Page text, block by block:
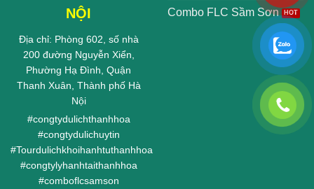
NỘI
Địa chỉ: Phòng 602, số nhà
200 đường Nguyễn Xiển,
Phường Hạ Đình, Quận
Thanh Xuân, Thành phố Hà
Nội
#congtydulichthanhhoa
#congtydulichuytin
#Tourdulichkhoihanhtuthanhhoa
#congtylyhanhtaithanhhoa
#comboflcsamson
Combo FLC Sầm Sơn